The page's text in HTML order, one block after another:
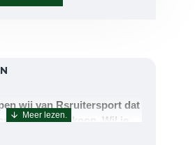
wij van Rsruitersport dat
met uw aankoop. Wil je